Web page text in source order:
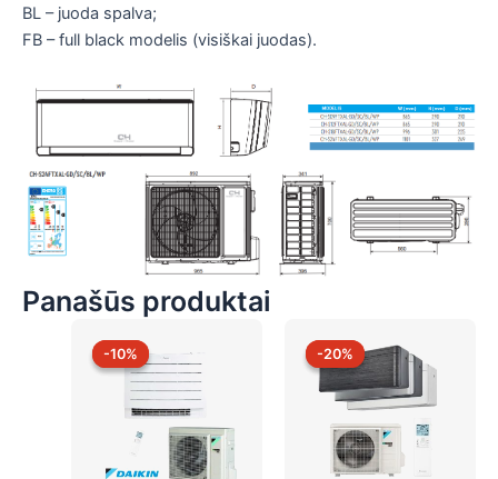
BL – juoda spalva;
FB – full black modelis (visiškai juodas).
Panašūs produktai
-10%
-10% -20%
-20%